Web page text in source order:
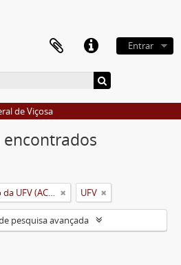
Entrar
de Viçosa
Arquivo Central e Histórico da UFV (ACH-UFV) UFV
pesquisa avançada